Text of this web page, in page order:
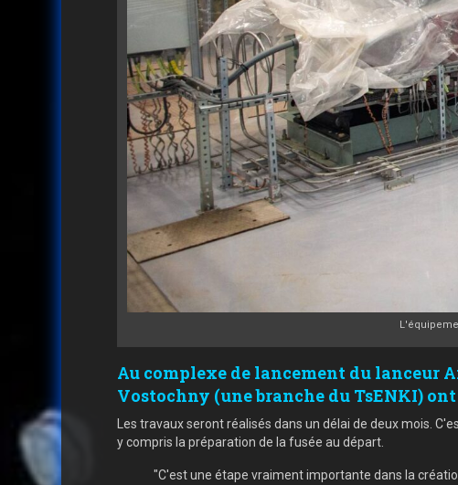
Au complexe de lancement du lanceur
Vostochny (une branche du TsENKI)
Les travaux seront réalisés dans un délai de deux mois.
y compris la préparation de la fusée au départ.
"C'est une étape vraiment importante dans la